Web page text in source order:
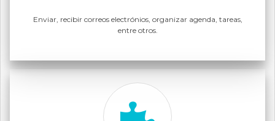
Enviar, recibir correos electrónios, organizar agenda, tareas,
entre otros.